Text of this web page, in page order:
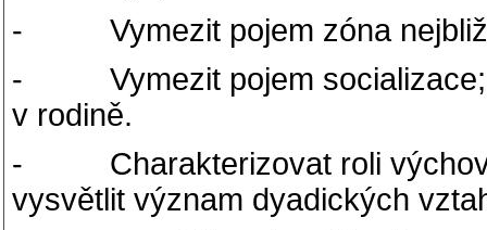
- Vymezit pojem zóna
- Vymezit pojem socializace;
v rodině.
- Charakterizovat roli výchovy
vysvětlit význam dyadických